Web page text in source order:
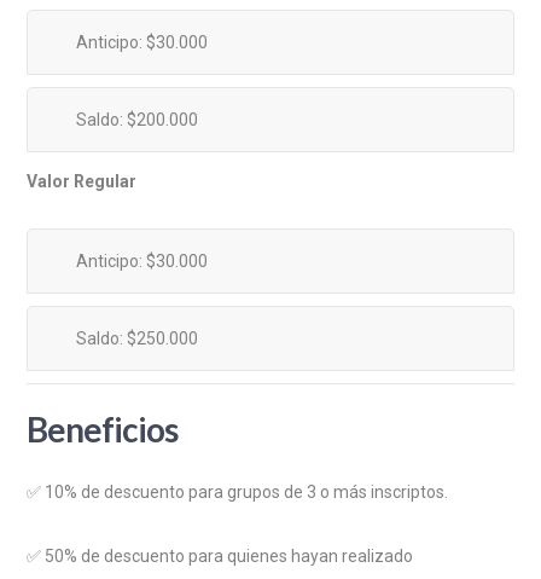
Anticipo: $30.000
Saldo: $200.000
Valor Regular
Anticipo: $30.000
Saldo: $250.000
Beneficios
✅ 10% de descuento para grupos de 3 o más inscriptos.
✅ 50% de descuento para quienes hayan realizado